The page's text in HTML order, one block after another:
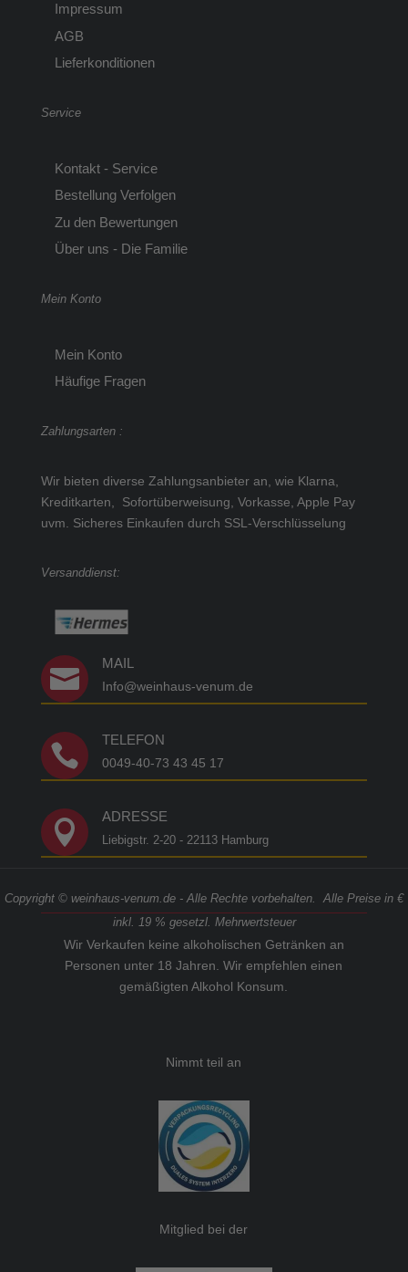
Impressum
AGB
Lieferkonditionen
Service
Kontakt - Service
Bestellung Verfolgen
Zu den Bewertungen
Über uns - Die Familie
Mein Konto
Mein Konto
Häufige Fragen
Zahlungsarten :
Wir bieten diverse Zahlungsanbieter an, wie Klarna,
Kreditkarten, Sofortüberweisung, Vorkasse, Apple Pay
uvm. Sicheres Einkaufen durch SSL-Verschlüsselung
Versanddienst:

MAIL
Info@weinhaus-venum.de

TELEFON
0049-40-73 43 45 17

ADRESSE
Liebigstr. 2-20 - 22113 Hamburg
Copyright © weinhaus-venum.de - Alle Rechte vorbehalten. Alle Preise in €
inkl. 19 % gesetzl. Mehrwertsteuer
Wir Verkaufen keine alkoholischen Getränken an
Personen unter 18 Jahren. Wir empfehlen einen
gemäßigten Alkohol Konsum.
Nimmt teil an
Mitglied bei der